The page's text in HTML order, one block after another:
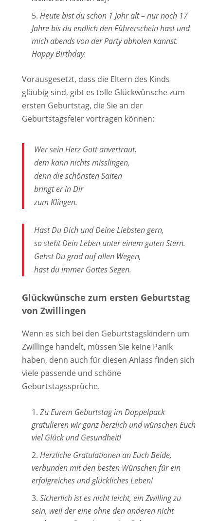
Heute bist du schon 1 Jahr alt – nur noch 17
Jahre bis du endlich den Führerschein hast und
mich abends von der Party abholen kannst.
Happy Birthday.
Vorausgesetzt, dass die Eltern des Kinds
gläubig sind, gibt es tolle Glückwünsche zum
ersten Geburtstag, die Sie an der
Geburtstagsfeier vortragen können:
Wer sein Herz Gott anvertraut,
dem kann nichts misslingen,
denn die schönsten Saiten
bringt er in Dir
zum Klingen.
Hast Du Dich und Deine Liebsten gern,
so steht Dein Leben unter einem guten Stern.
Gehst Du grad auf allen Wegen,
hast du immer Gottes Segen.
Glückwünsche zum ersten Geburtstag
von Zwillingen
Wenn es sich bei den Geburtstagskindern um
Zwillinge handelt, müssen Sie keine Panik
haben, denn auch für diesen Anlass finden sich
viele passende und schöne
Geburtstagssprüche.
Zu Eurem Geburtstag im Doppelpack
gratulieren wir ganz herzlich und wünschen Euch
viel Glück und Gesundheit!
Herzliche Gratulationen an Euch Beide,
verbunden mit den besten Wünschen für ein
erfolgreiches und glückliches Leben!
Sicherlich ist es nicht leicht, ein Zwilling zu
sein, weil der eine ohne den anderen nicht